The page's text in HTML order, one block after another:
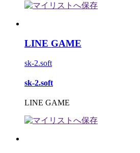
LINE GAME
sk-2.soft
sk-2.soft
LINE GAME